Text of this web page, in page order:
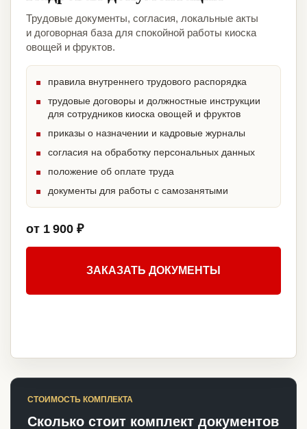
Трудовые документы, согласия, локальные акты
и договорная база для спокойной работы киоска
овощей и фруктов.
правила внутреннего трудового распорядка
трудовые договоры и должностные инструкции
для сотрудников киоска овощей и фруктов
приказы о назначении и кадровые журналы
согласия на обработку персональных данных
положение об оплате труда
документы для работы с самозанятыми
от 1 900 ₽
ЗАКАЗАТЬ ДОКУМЕНТЫ
СТОИМОСТЬ КОМПЛЕКТА
Сколько стоит комплект документов